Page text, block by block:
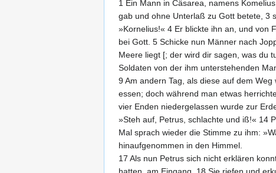
1 Ein Mann in Cäsarea, namens
gab und ohne Unterlaß zu Gott betete, 3
»Kornelius!« 4 Er blickte ihn an, und von
bei Gott. 5 Schicke nun Männer nach
Meere liegt [; der wird dir sagen, was du
Soldaten von der ihm unterstehenden
9 Am andern Tag, als diese auf dem
essen; doch während man etwas
vier Enden niedergelassen wurde zur
»Steh auf, Petrus, schlachte und iß!« 14
Mal sprach wieder die Stimme zu ihm:
hinaufgenommen in den Himmel.
17 Als nun Petrus sich nicht erklären